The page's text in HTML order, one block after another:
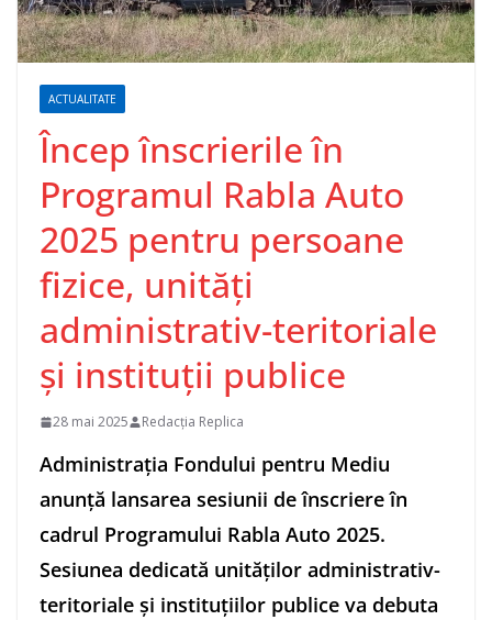
ACTUALITATE
Încep înscrierile în
Programul Rabla Auto
2025 pentru persoane
fizice, unităţi
administrativ-teritoriale
şi instituţii publice
28 mai 2025 Redacția Replica
Administraţia Fondului pentru Mediu
anunţă lansarea sesiunii de înscriere în
cadrul Programului Rabla Auto 2025.
Sesiunea dedicată unităţilor administrativ-
teritoriale şi instituţiilor publice va debuta